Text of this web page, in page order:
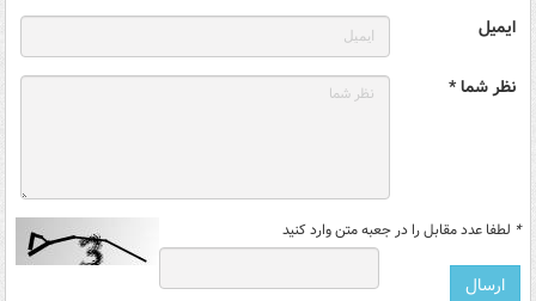
ایمیل
نظر شما *
* لطفا عدد مقابل را در جعبه متن وارد کنید